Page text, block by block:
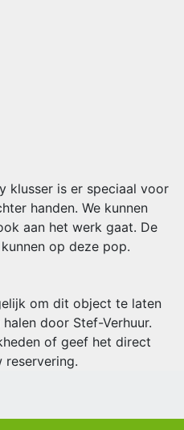
klusser is er speciaal voor
handen. We kunnen
aan het werk gaat. De
op deze pop.
om dit object te laten
door Stef-Verhuur.
of geef het direct
reservering.